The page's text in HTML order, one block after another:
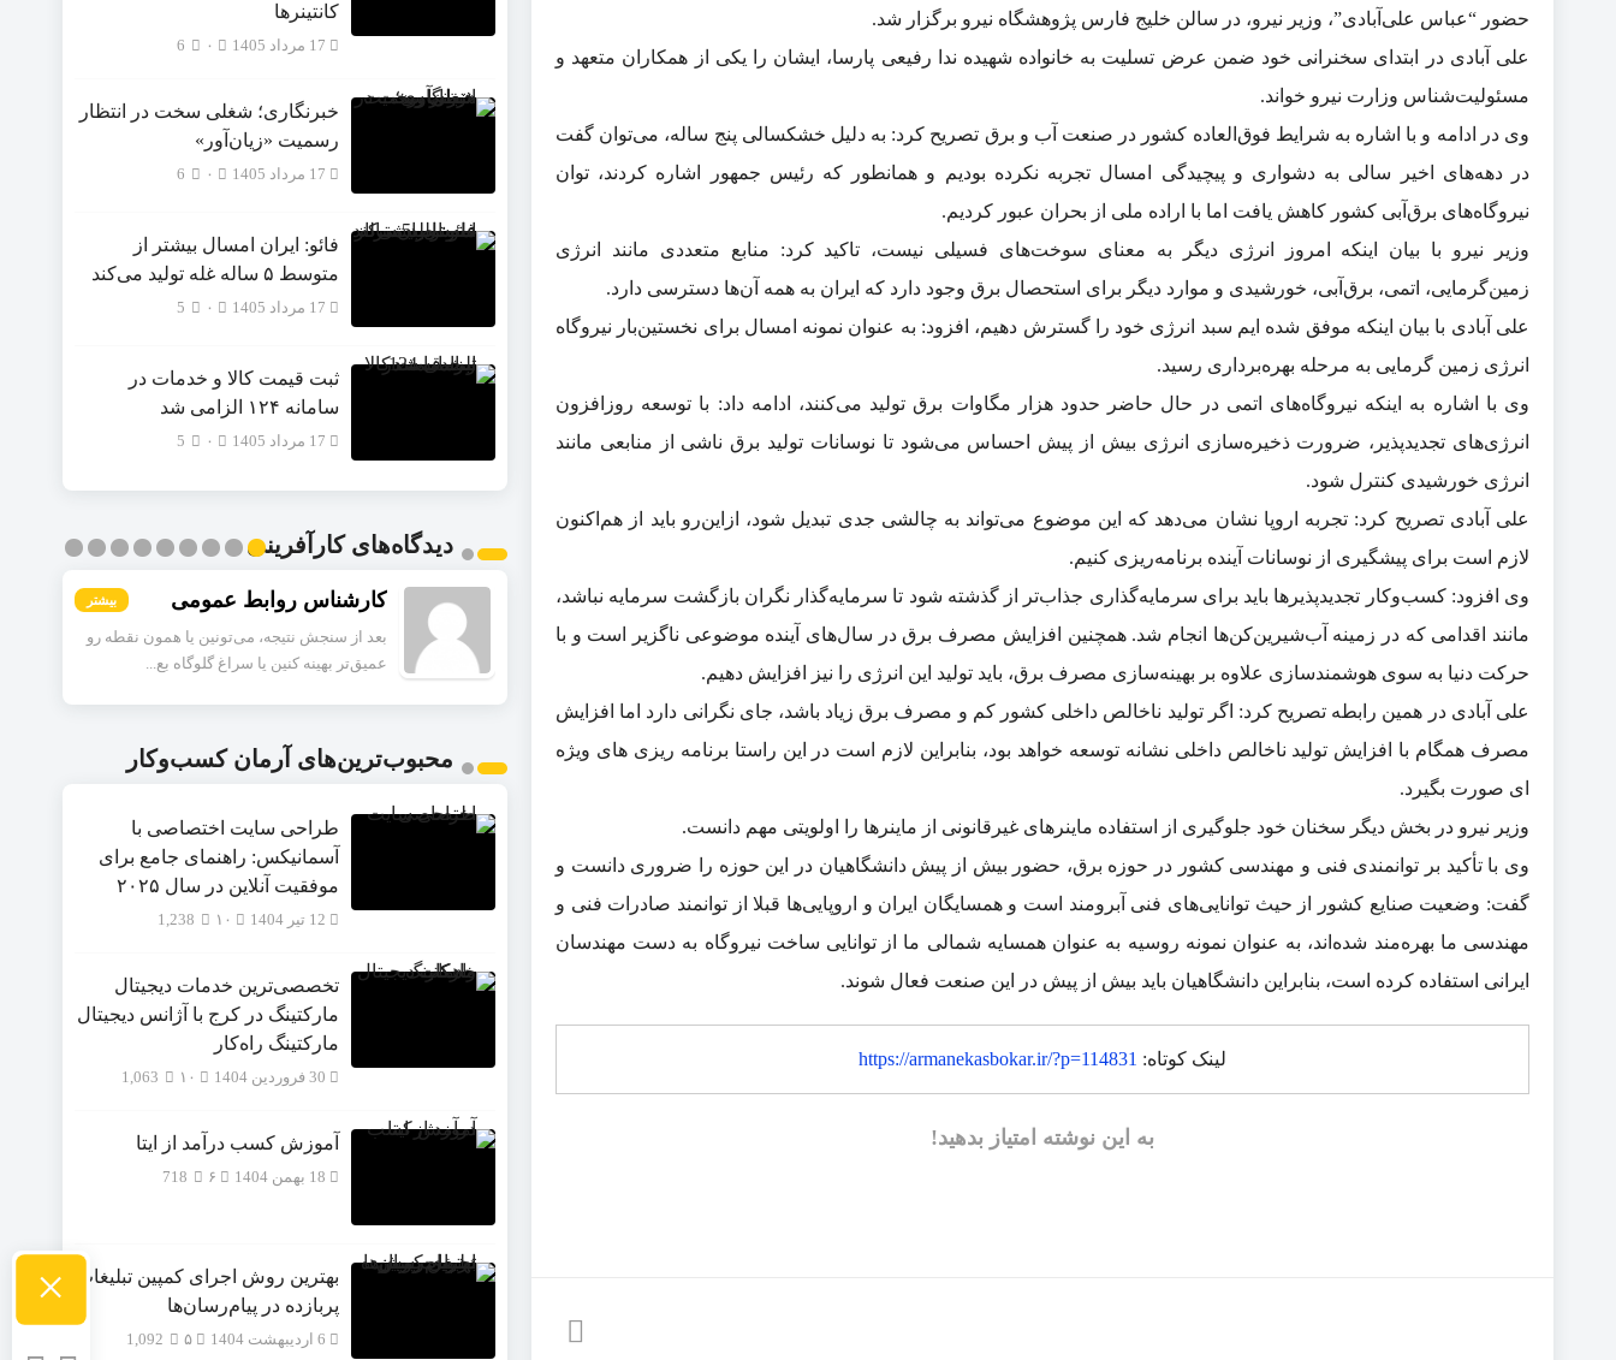
حضور “عباس علی‌آبادی”، وزیر نیرو، در سالن خلیج فارس پژوهشگاه نیرو برگزار شد.
علی آبادی در ابتدای سخنرانی خود ضمن عرض تسلیت به خانواده شهیده ندا رفیعی پارسا، ایشان را یکی از همکاران متعهد و
مسئولیت‌شناس وزارت نیرو خواند.
وی در ادامه و با اشاره به شرایط فوق‌العاده کشور در صنعت آب و برق تصریح کرد: به دلیل خشکسالی پنج ساله، می‌توان گفت
در دهه‌های اخیر سالی به دشواری و پیچیدگی امسال تجربه نکرده بودیم و همانطور که رئیس جمهور اشاره کردند، توان
نیروگاه‌های برق‌آبی کشور کاهش یافت اما با اراده ملی از بحران عبور کردیم.
وزیر نیرو با بیان اینکه امروز انرژی دیگر به معنای سوخت‌های فسیلی نیست، تاکید کرد: منابع متعددی مانند انرژی
زمین‌گرمایی، اتمی، برق‌آبی، خورشیدی و موارد دیگر برای استحصال برق وجود دارد که ایران به همه آن‌ها دسترسی دارد.
علی آبادی با بیان اینکه موفق شده ایم سبد انرژی خود را گسترش دهیم، افزود: به عنوان نمونه امسال برای نخستین‌بار نیروگاه
انرژی زمین گرمایی به مرحله بهره‌برداری رسید.
وی با اشاره به اینکه نیروگاه‌های اتمی در حال حاضر حدود هزار مگاوات برق تولید می‌کنند، ادامه داد: با توسعه روزافزون
انرژی‌های تجدیدپذیر، ضرورت ذخیره‌سازی انرژی بیش از پیش احساس می‌شود تا نوسانات تولید برق ناشی از منابعی مانند
انرژی خورشیدی کنترل شود.
علی آبادی تصریح کرد: تجربه اروپا نشان می‌دهد که این موضوع می‌تواند به چالشی جدی تبدیل شود، ازاین‌رو باید از هم‌اکنون
لازم است برای پیشگیری از نوسانات آینده برنامه‌ریزی کنیم.
وی افزود: کسب‌وکار تجدیدپذیرها باید برای سرمایه‌گذاری جذاب‌تر از گذشته شود تا سرمایه‌گذار نگران بازگشت سرمایه نباشد،
مانند اقدامی که در زمینه آب‌شیرین‌کن‌ها انجام شد. همچنین افزایش مصرف برق در سال‌های آینده موضوعی ناگزیر است و با
حرکت دنیا به سوی هوشمندسازی علاوه بر بهینه‌سازی مصرف برق، باید تولید این انرژی را نیز افزایش دهیم.
علی آبادی در همین رابطه تصریح کرد: اگر تولید ناخالص داخلی کشور کم و مصرف برق زیاد باشد، جای نگرانی دارد اما افزایش
مصرف همگام با افزایش تولید ناخالص داخلی نشانه توسعه خواهد بود، بنابراین لازم است در این راستا برنامه ریزی های ویژه
ای صورت بگیرد.
وزیر نیرو در بخش دیگر سخنان خود جلوگیری از استفاده ماینرهای غیرقانونی از ماینرها را اولویتی مهم دانست.
وی با تأکید بر توانمندی فنی و مهندسی کشور در حوزه برق، حضور بیش از پیش دانشگاهیان در این حوزه را ضروری دانست و
گفت: وضعیت صنایع کشور از حیث توانایی‌های فنی آبرومند است و همسایگان ایران و اروپایی‌ها قبلا از توانمند صادرات فنی و
مهندسی ما بهره‌مند شده‌اند، به عنوان نمونه روسیه به عنوان همسایه شمالی ما از توانایی ساخت نیروگاه به دست مهندسان
ایرانی استفاده کرده است، بنابراین دانشگاهیان باید بیش از پیش در این صنعت فعال شوند.
لینک کوتاه: https://armanekasbokar.ir/?p=114831
به این نوشته امتیاز بدهید!
کانتینرها
17 مرداد 1405 6
خبرنگاری؛ شغلی سخت در انتظار
رسمیت «زیان‌آور»
17 مرداد 1405 6
فائو: ایران امسال بیشتر از
متوسط ۵ ساله غله تولید می‌کند
17 مرداد 1405 5
ثبت قیمت کالا و خدمات در
سامانه ۱۲۴ الزامی شد
17 مرداد 1405 5
دیدگاه‌های کارآفرینی
بیشتر سعید بیشتر
برنامه ۳۰ روزه رو پیشنهاد دادین، ولی گفتین
همه‌چیز یک‌شبه عوض نمی‌شه. بعد از این...
بیشتر
بیشتر
بیشتر
بیشتر
بیشتر
بیشتر
بیشتر
محبوب‌ترین‌های آرمان کسب‌وکار
طراحی سایت اختصاصی با
آسمانیکس: راهنمای جامع برای
موفقیت آنلاین در سال ۲۰۲۵
12 تیر 1404 1,238
تخصصی‌ترین خدمات دیجیتال
مارکتینگ در کرج با آژانس دیجیتال
مارکتینگ راه‌کار
30 فروردین 1404 1,063
آموزش کسب درآمد از ایتا
18 بهمن 1404 718
بهترین روش اجرای کمپین تبلیغات
پربازده در پیام‌رسان‌ها
6 اردیبهشت 1404 1,092
×